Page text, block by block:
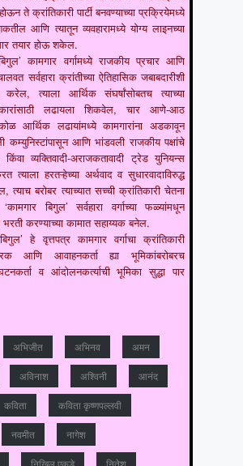
ते क्रांतिकारी पार्टी बनवण्याच्या प्रक्रियेमध्ये
आणि त्यातून व्यवहारामध्ये योग्य लाइनच्या
तयार होऊ शकेल.
कामगार वर्गामध्ये राजकीय प्रचार आणि
सर्वहारा क्रांतीच्या ऐतिहासिक जबाबदारीशी
करेल, त्याला आर्थिक संघर्षांसोबतच त्याच्या
लढायला शिकवेल, चार आणे-आठ
आर्थिक लढायांमध्ये कामगारांना अडकावून
कम्युनिस्टांपासून आणि भांडवली राजकीय पक्षांचे
व्यक्तिवादी-अराजकतावादी ट्रेड युनियन्स
त्याला हरतऱ्हेच्या अर्थवाद व सुधारवादाविरुद्ध
त्याच बरोबर त्याच्यात सच्ची क्रांतिकारी चेतना
बिगुल’ सर्वहारा वर्गाच्या फळ्यांमधून
भरती करण्याच्या कामात सहाय्यक बनेल.
हे वृत्तपत्र कामगार वर्गाचा क्रांतिकारी
आणि आवाहनकर्ता ह्या भूमिकांबरोबरच
व आंदोलनकर्त्याची भूमिका सुद्धा पार
अभिजीत अभिनव अमन
अविनाश अश्विनी आनंद
कविता कविता कृष्णपल्लवी
नवमीत नागेश